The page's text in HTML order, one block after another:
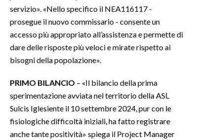
servizio». «Nello specifico il NEA116117 -
prosegue il nuovo commissario - consente un
accesso più appropriato all’assistenza e permette di
dare delle risposte più veloci e mirate rispetto ai
bisogni della popolazione».
PRIMO BILANCIO – «Il bilancio della prima
sperimentazione avviata nel territorio della ASL
Sulcis Iglesiente il 10 settembre 2024, pur con le
fisiologiche difficoltà iniziali, ha fatto registrare
anche tante positività» spiega il Project Manager